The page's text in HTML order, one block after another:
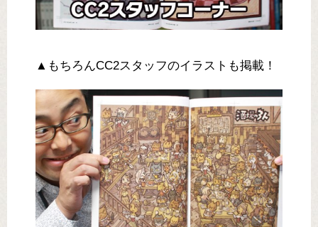
▲もちろんCC2スタッフのイラストも掲載！